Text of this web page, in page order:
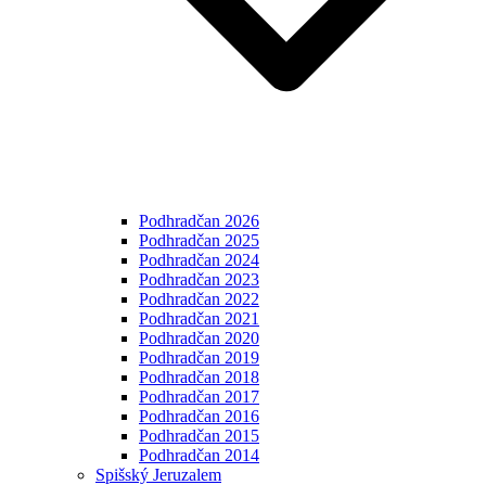
Podhradčan 2026
Podhradčan 2025
Podhradčan 2024
Podhradčan 2023
Podhradčan 2022
Podhradčan 2021
Podhradčan 2020
Podhradčan 2019
Podhradčan 2018
Podhradčan 2017
Podhradčan 2016
Podhradčan 2015
Podhradčan 2014
Spišský Jeruzalem